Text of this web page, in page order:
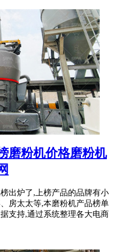
磨粉机价格磨粉机
出炉了,上榜产品的品牌有小
房太太等,本磨粉机产品榜单
支持,通过系统整理各大电商